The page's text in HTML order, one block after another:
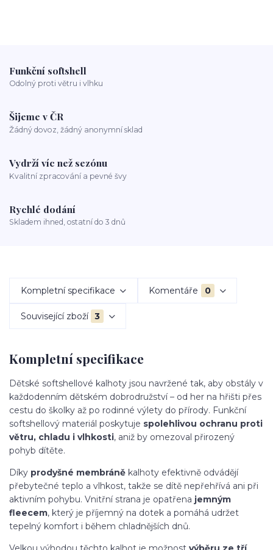
Funkční softshell
Odolný proti větru i vlhku
Šijeme v ČR
Žádný dovoz, žádný anonymní sklad
Vydrží víc než sezónu
Kvalitní zpracování a pevné švy
Rychlé dodání
Skladem ihned, ostatní do 3 dnů
Kompletní specifikace Komentáře 0
Související zboží 3
Kompletní specifikace
Dětské softshellové kalhoty jsou navržené tak, aby obstály v
každodenním dětském dobrodružství – od her na hřišti přes
cestu do školky až po rodinné výlety do přírody. Funkční
softshellový materiál poskytuje spolehlivou ochranu proti
větru, chladu i vlhkosti, aniž by omezoval přirozený
pohyb dítěte.
Díky prodyšné membráně kalhoty efektivně odvádějí
přebytečné teplo a vlhkost, takže se dítě nepřehřívá ani při
aktivním pohybu. Vnitřní strana je opatřena jemným
fleecem, který je příjemný na dotek a pomáhá udržet
tepelný komfort i během chladnějších dnů.